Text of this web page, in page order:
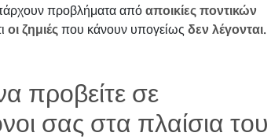
προβλήματα απόαποικίες ποντικών
οι ζημιέςπου κάνουν υπογείως δεν λέγονται.
προβείτε σε
σας στα πλαίσια του